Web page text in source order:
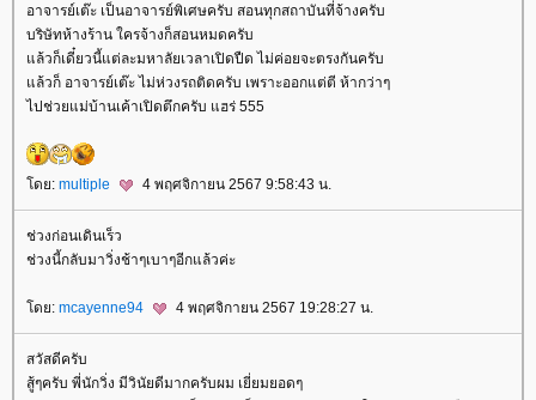
อาจารย์เต๊ะ เป็นอาจารย์พิเศษครับ สอนทุกสถาบันที่จ้างครับ
บริษัทห้างร้าน ใครจ้างก็สอนหมดครับ
ล้วก็เดี๋ยวนี้แต่ละมหาลัยเวลาเปิดปืด ไม่ค่อยจะตรงกันครับ
ล้วก็ อาจารย์เต๊ะ ไม่ห่วงรถติดครับ เพราะออกแต่ตี ห้ากว่าๆ
ไปช่วยแม่บ้านเค้าเปิดตึกครับ แฮร่ 555
ดย: multiple 4 พฤศจิกายน 2567 9:58:43 น.
ช่วงก่อนเดินเร็ว
ช่วงนี้กลับมาวิ่งช้าๆเบาๆอีกแล้วค่ะ
ดย: mcayenne94 4 พฤศจิกายน 2567 19:28:27 น.
สวัสดีครับ
สู้ๆครับ พี่นักวิ่ง มีวินัยดีมากครับผม เยี่ยมยอดๆ